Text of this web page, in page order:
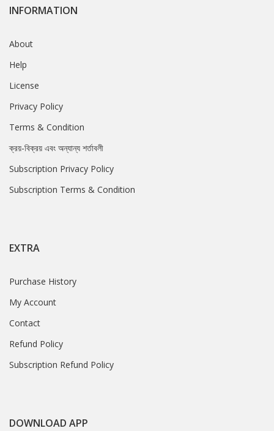
INFORMATION
About
Help
License
Privacy Policy
Terms & Condition
ক্রয়-বিক্রয় এবং অন্যান্য শর্তাবলী
Subscription Privacy Policy
Subscription Terms & Condition
EXTRA
Purchase History
My Account
Contact
Refund Policy
Subscription Refund Policy
DOWNLOAD APP